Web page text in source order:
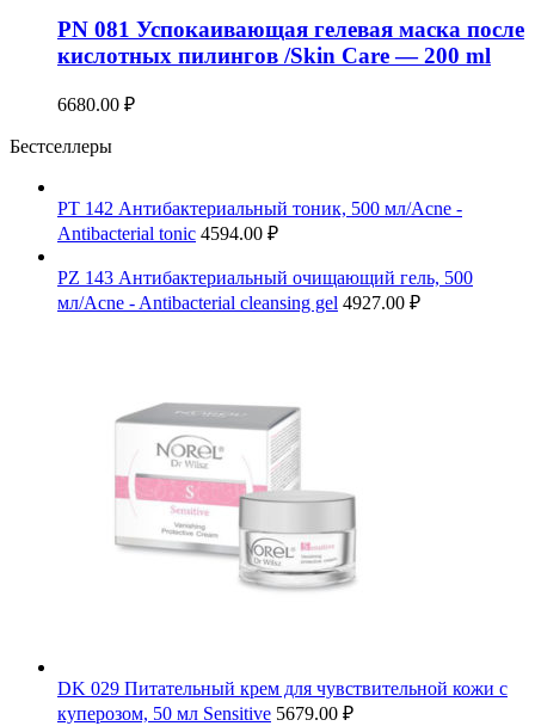
PN 081 Успокаивающая гелевая маска после
кислотных пилингов /Skin Care — 200 ml
6680.00 ₽
Бестселлеры
PT 142 Антибактериальный тоник, 500 мл/Acne -
Antibacterial tonic 4594.00 ₽
PZ 143 Антибактериальный очищающий гель, 500
мл/Acne - Antibacterial cleansing gel 4927.00 ₽
DK 029 Питательный крем для чувствительной кожи с
куперозом, 50 мл Sensitive 5679.00 ₽